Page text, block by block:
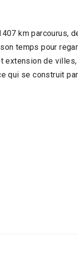
km parcourus,
temps pour
de
qui se construit